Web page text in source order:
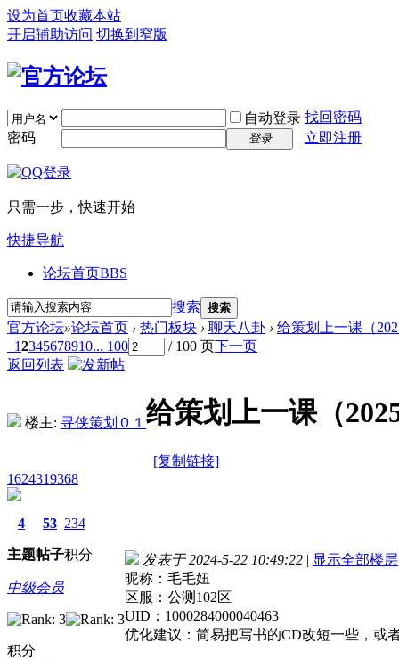
设为首页收藏本站
开启辅助访问 切换到窄版
自动登录 找回密码
密码
登录 立即注册
只需一步，快速开始
快捷导航
论坛首页BBS
搜索 搜索
官方论坛»论坛首页 › 热门板块 › 聊天八卦 › 给策划上一课（
12345678910... 100 / 100 页下一页
返回列表
楼主: 寻侠策划０１ 给策划上一课（
[复制链接]
1624319368
4
主题
53
帖子
234
积分
中级会员
积分
发表于 2024-5-22 10:49:22 | 显示全部楼层
昵称：毛毛妞
区服：公测102区
UID：1000284000040463
优化建议：简易把写书的CD改短一些，或